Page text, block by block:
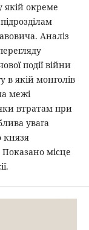
якій окреме
Аналіз
події війни
в якій монголів
межі
втратам при
увага
князя
місце